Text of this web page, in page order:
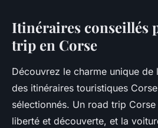
Itinéraires conseillés
trip en Corse
Découvrez le charme unique de
des itinéraires touristiques
sélectionnés. Un road trip Corse
liberté et découverte, et la